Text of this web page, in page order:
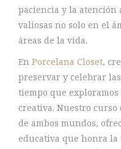
paciencia y la
valiosas no solo en el
áreas de la vida.
En Porcelana Closet,
preservar y celebrar
tiempo que
creativa. Nuestro curso
de ambos mundos,
educativa que honra